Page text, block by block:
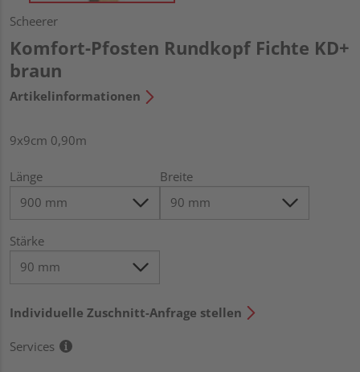
Scheerer
Komfort-Pfosten Rundkopf Fichte KD+
braun
Artikelinformationen
9x9cm 0,90m
Länge Breite
Stärke
Individuelle Zuschnitt-Anfrage stellen
Services